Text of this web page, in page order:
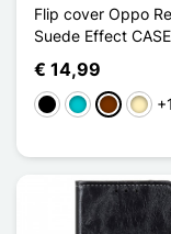
Flip cover Oppo
Suede Effect
€ 14,99
ZwartTurkoois
Koffie +1